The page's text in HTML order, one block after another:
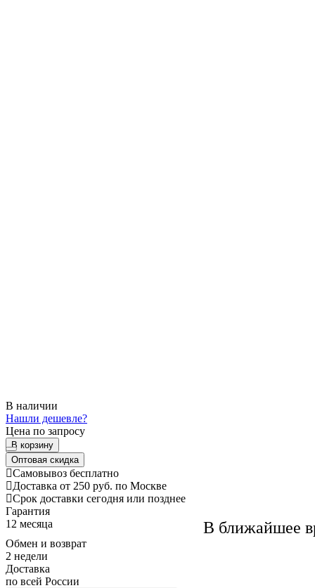
В наличии
Нашли дешевле?
В ближайшее
Цена по запросу
В корзину
Оптовая скидка
Самовывоз бесплатно
Доставка от 250 руб. по Москве
Cрок доставки сегодня или позднее
Гарантия
12 месяца
Обмен и возврат
2 недели
Доставка
по всей России